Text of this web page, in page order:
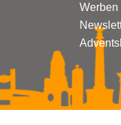
Werben